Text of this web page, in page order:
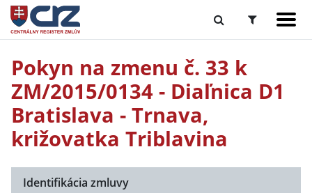
Pokyn na zmenu č. 33 k
ZM/2015/0134 - Diaľnica D1
Bratislava - Trnava,
križovatka Triblavina
Identifikácia zmluvy